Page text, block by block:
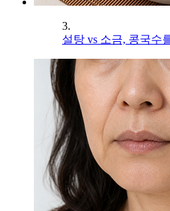
3.
설탕 vs 소금, 콩국수